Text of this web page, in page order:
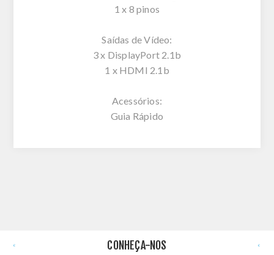
1 x 8 pinos
Saídas de Vídeo:
3 x DisplayPort 2.1b
1 x HDMI 2.1b
Acessórios:
Guia Rápido
CONHEÇA-NOS